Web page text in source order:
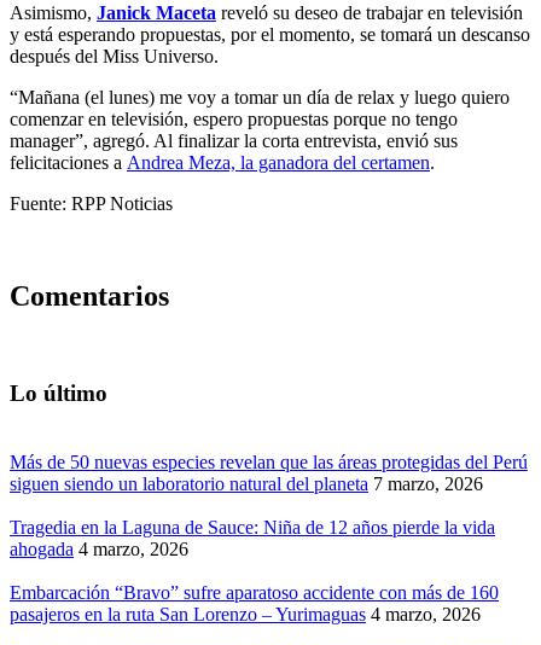
Asimismo, Janick Maceta reveló su deseo de trabajar en televisión
y está esperando propuestas, por el momento, se tomará un descanso
después del Miss Universo.
“Mañana (el lunes) me voy a tomar un día de relax y luego quiero
comenzar en televisión, espero propuestas porque no tengo
manager”, agregó. Al finalizar la corta entrevista, envió sus
felicitaciones a Andrea Meza, la ganadora del certamen.
Fuente: RPP Noticias
Comentarios
Lo último
Más de 50 nuevas especies revelan que las áreas protegidas del Perú
siguen siendo un laboratorio natural del planeta 7 marzo, 2026
Tragedia en la Laguna de Sauce: Niña de 12 años pierde la vida
ahogada 4 marzo, 2026
Embarcación “Bravo” sufre aparatoso accidente con más de 160
pasajeros en la ruta San Lorenzo – Yurimaguas 4 marzo, 2026